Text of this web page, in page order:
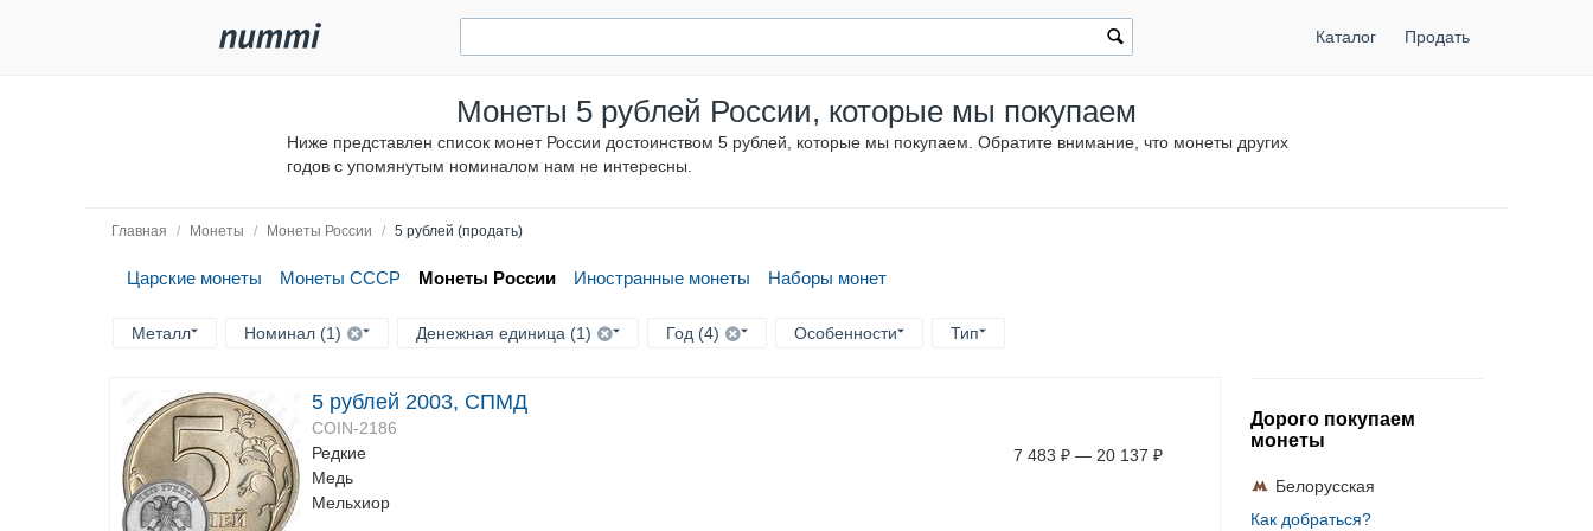
Каталог Продать
Монеты 5 рублей России, которые мы покупаем
Ниже представлен список монет России достоинством 5 рублей, которые мы покупаем. Обратите внимание, что монеты других
годов с упомянутым номиналом нам не интересны.
Главная / Монеты / Монеты России / 5 рублей (продать)
Царские монеты Монеты СССР Монеты России Иностранные монеты Наборы монет
Металл Номинал (1) Денежная единица (1) Год (4) Особенности Тип
5 рублей 2003, СПМД
COIN-2186
Редкие
Медь
Мельхиор
7 483 ₽ — 20 137 ₽
Дорого покупаем
монеты
Белорусская
Как добраться?